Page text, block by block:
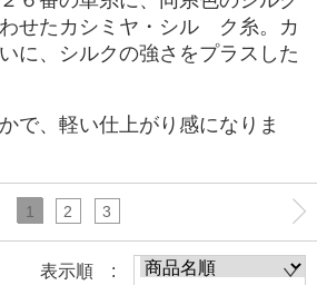
せたカシミヤ・シル ク糸。 カ
に、シルクの強さをプラスした
で、軽い仕上がり感になりま
1 2 3
表示順 :